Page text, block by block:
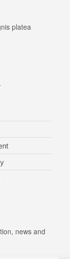
platea
news and